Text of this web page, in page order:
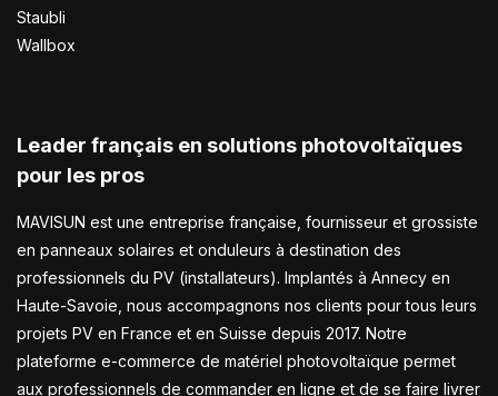
Staubli
Wallbox
Leader français en solutions photovoltaïques
pour les pros
MAVISUN est une entreprise française, fournisseur et grossiste
en panneaux solaires et onduleurs à destination des
professionnels du PV (installateurs). Implantés à Annecy en
Haute-Savoie, nous accompagnons nos clients pour tous leurs
projets PV en France et en Suisse depuis 2017. Notre
plateforme e-commerce de matériel photovoltaïque permet
aux professionnels de commander en ligne et de se faire livrer